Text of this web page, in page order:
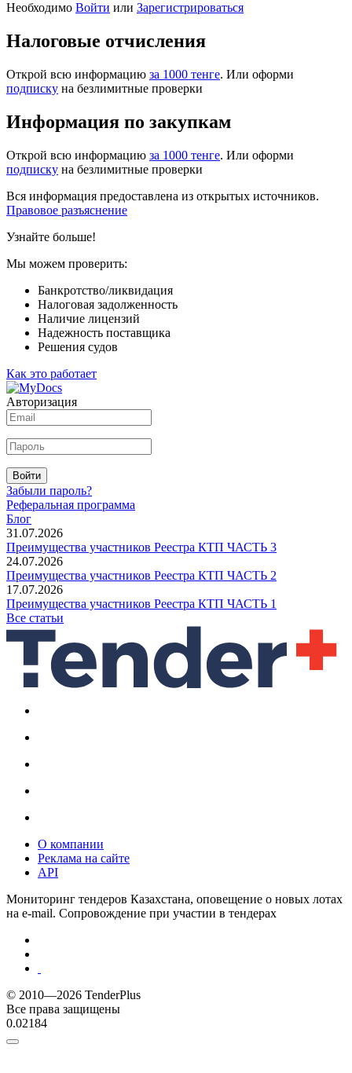
Необходимо Войти или Зарегистрироваться
Налоговые отчисления
Открой всю информацию за 1000 тенге. Или оформи
подписку на безлимитные проверки
Информация по закупкам
Открой всю информацию за 1000 тенге. Или оформи
подписку на безлимитные проверки
Вся информация предоставлена из открытых источников.
Правовое разъяснение
Узнайте больше!
Мы можем проверить:
Банкротство/ликвидация
Налоговая задолженность
Наличие лицензий
Надежность поставщика
Решения судов
Как это работает
Авторизация
Войти
Забыли пароль?
Реферальная программа
Блог
31.07.2026
Преимущества участников Реестра КТП ЧАСТЬ 3
24.07.2026
Преимущества участников Реестра КТП ЧАСТЬ 2
17.07.2026
Преимущества участников Реестра КТП ЧАСТЬ 1
Все статьи
О компании
Реклама на сайте
API
Мониторинг тендеров Казахстана, оповещение о новых лотах
на e-mail. Сопровождение при участии в тендерах
© 2010—2026 TenderPlus
Все права защищены
0.02184